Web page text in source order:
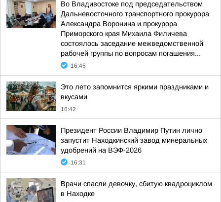
Во Владивостоке под председательством
Дальневосточного транспортного прокурора
Александра Воронина и прокурора
Приморского края Михаила Филичева
состоялось заседание межведомственной
рабочей группы по вопросам погашения...
16:45
Это лето запомнится яркими праздниками и
вкусами
16:42
Президент России Владимир Путин лично
запустит Находкинский завод минеральных
удобрений на ВЭФ-2026
16:31
Врачи спасли девочку, сбитую квадроциклом
в Находке